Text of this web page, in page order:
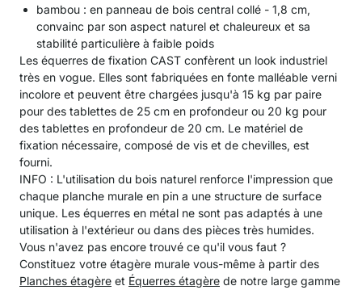
bambou : en panneau de bois central collé - 1,8 cm,
convainc par son aspect naturel et chaleureux et sa
stabilité particulière à faible poids
Les équerres de fixation CAST confèrent un look industriel
très en vogue. Elles sont fabriquées en fonte malléable verni
incolore et peuvent être chargées jusqu'à 15 kg par paire
pour des tablettes de 25 cm en profondeur ou 20 kg pour
des tablettes en profondeur de 20 cm. Le matériel de
fixation nécessaire, composé de vis et de chevilles, est
fourni.
INFO : L'utilisation du bois naturel renforce l'impression que
chaque planche murale en pin a une structure de surface
unique. Les équerres en métal ne sont pas adaptés à une
utilisation à l'extérieur ou dans des pièces très humides.
Vous n'avez pas encore trouvé ce qu'il vous faut ?
Constituez votre étagère murale vous-même à partir des
Planches étagère et Équerres étagère de notre large gamme